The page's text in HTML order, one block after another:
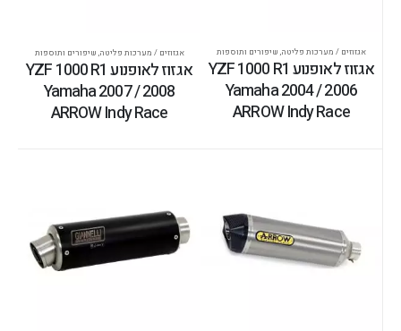
אגזוזים / מערכות פליטה, שיפורים ותוספות
אגזוז לאופנוע YZF 1000 R1
Yamaha 2004 / 2006
ARROW Indy Race
אגזוזים / מערכות פליטה, שיפורים ותוספות
אגזוז לאופנוע YZF 1000 R1
Yamaha 2007 / 2008
ARROW Indy Race